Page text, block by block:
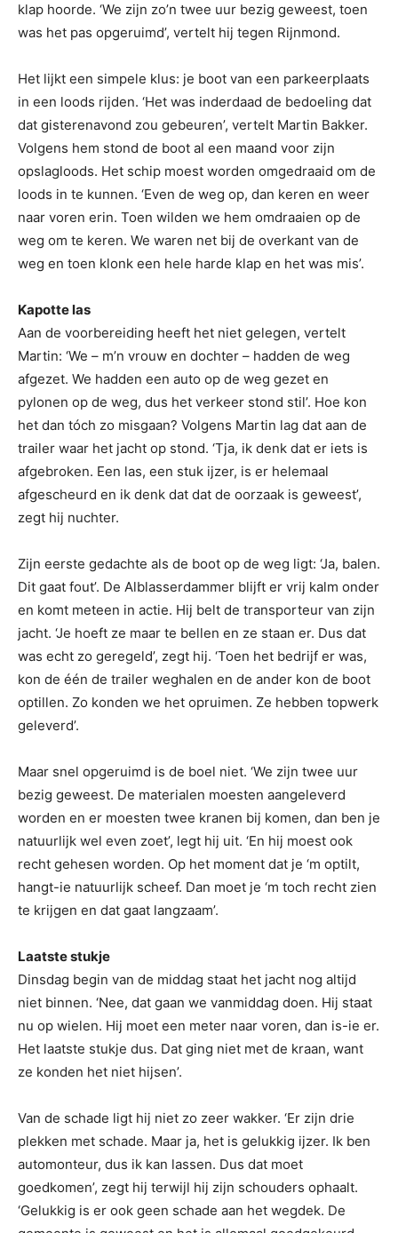
klap hoorde. ‘We zijn zo’n twee uur bezig geweest, toen
was het pas opgeruimd’, vertelt hij tegen Rijnmond.
Het lijkt een simpele klus: je boot van een parkeerplaats
in een loods rijden. ‘Het was inderdaad de bedoeling dat
dat gisterenavond zou gebeuren’, vertelt Martin Bakker.
Volgens hem stond de boot al een maand voor zijn
opslagloods. Het schip moest worden omgedraaid om de
loods in te kunnen. ‘Even de weg op, dan keren en weer
naar voren erin. Toen wilden we hem omdraaien op de
weg om te keren. We waren net bij de overkant van de
weg en toen klonk een hele harde klap en het was mis’.
Kapotte las
Aan de voorbereiding heeft het niet gelegen, vertelt
Martin: ‘We – m’n vrouw en dochter – hadden de weg
afgezet. We hadden een auto op de weg gezet en
pylonen op de weg, dus het verkeer stond stil’. Hoe kon
het dan tóch zo misgaan? Volgens Martin lag dat aan de
trailer waar het jacht op stond. ‘Tja, ik denk dat er iets is
afgebroken. Een las, een stuk ijzer, is er helemaal
afgescheurd en ik denk dat dat de oorzaak is geweest’,
zegt hij nuchter.
Zijn eerste gedachte als de boot op de weg ligt: ‘Ja, balen.
Dit gaat fout’. De Alblasserdammer blijft er vrij kalm onder
en komt meteen in actie. Hij belt de transporteur van zijn
jacht. ‘Je hoeft ze maar te bellen en ze staan er. Dus dat
was echt zo geregeld’, zegt hij. ‘Toen het bedrijf er was,
kon de één de trailer weghalen en de ander kon de boot
optillen. Zo konden we het opruimen. Ze hebben topwerk
geleverd’.
Maar snel opgeruimd is de boel niet. ‘We zijn twee uur
bezig geweest. De materialen moesten aangeleverd
worden en er moesten twee kranen bij komen, dan ben je
natuurlijk wel even zoet’, legt hij uit. ‘En hij moest ook
recht gehesen worden. Op het moment dat je ‘m optilt,
hangt-ie natuurlijk scheef. Dan moet je ‘m toch recht zien
te krijgen en dat gaat langzaam’.
Laatste stukje
Dinsdag begin van de middag staat het jacht nog altijd
niet binnen. ‘Nee, dat gaan we vanmiddag doen. Hij staat
nu op wielen. Hij moet een meter naar voren, dan is-ie er.
Het laatste stukje dus. Dat ging niet met de kraan, want
ze konden het niet hijsen’.
Van de schade ligt hij niet zo zeer wakker. ‘Er zijn drie
plekken met schade. Maar ja, het is gelukkig ijzer. Ik ben
automonteur, dus ik kan lassen. Dus dat moet
goedkomen’, zegt hij terwijl hij zijn schouders ophaalt.
‘Gelukkig is er ook geen schade aan het wegdek. De